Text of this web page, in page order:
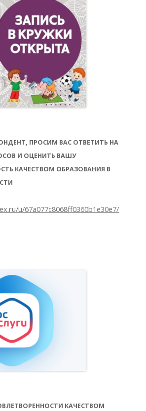
ПРОСИМ ВАС ОТВЕТИТЬ НА
И ОЦЕНИТЬ ВАШУ
КАЧЕСТВОМ ОБРАЗОВАНИЯ В
u/67a077c8068ff0360b1e30e7/
КАЧЕСТВОМ